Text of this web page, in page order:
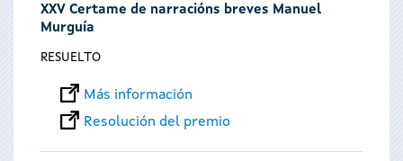
XXV Certame de narracións breves Manuel
Murguía
RESUELTO
Más información
Resolución del premio